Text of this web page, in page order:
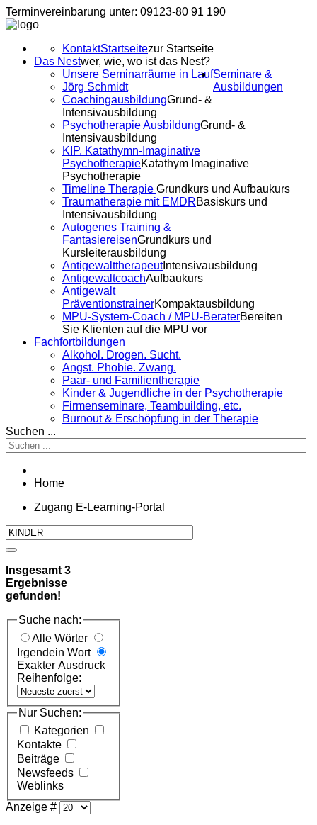
Terminvereinbarung unter: 09123-80 91 190
Startseitezur Startseite
Kontakt
Das Nestwer, wie, wo ist das Nest?
Unsere Seminarräume in Lauf
Jörg Schmidt
Seminare &
Ausbildungen
CoachingausbildungGrund- &
Intensivausbildung
Psychotherapie AusbildungGrund- &
Intensivausbildung
KIP. Katathymn-Imaginative
PsychotherapieKatathym Imaginative
Psychotherapie
Timeline Therapie Grundkurs und Aufbaukurs
Traumatherapie mit EMDRBasiskurs und
Intensivausbildung
Autogenes Training &
FantasiereisenGrundkurs und
Kursleiterausbildung
AntigewalttherapeutIntensivausbildung
AntigewaltcoachAufbaukurs
Antigewalt
PräventionstrainerKompaktausbildung
MPU-System-Coach / MPU-BeraterBereiten
Sie Klienten auf die MPU vor
Fachfortbildungen
Alkohol. Drogen. Sucht.
Angst. Phobie. Zwang.
Paar- und Familientherapie
Kinder & Jugendliche in der Psychotherapie
Firmenseminare, Teambuilding, etc.
Burnout & Erschöpfung in der Therapie
Suchen ...
Home
Zugang E-Learning-Portal
Insgesamt 3
Ergebnisse
gefunden!
Suche nach:
Alle Wörter
Irgendein Wort
Exakter Ausdruck
Reihenfolge:
Nur Suchen:
Kategorien
Kontakte
Beiträge
Newsfeeds
Weblinks
Anzeige #